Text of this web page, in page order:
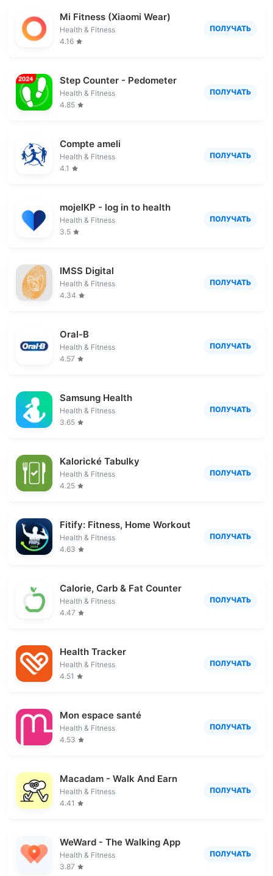
Mi Fitness (Xiaomi Wear)
Health & Fitness
4.16
ПОЛУЧАТЬ
Step Counter - Pedometer
Health & Fitness
4.85
ПОЛУЧАТЬ
Compte ameli
Health & Fitness
4.1
ПОЛУЧАТЬ
mojeIKP - log in to health
Health & Fitness
3.5
ПОЛУЧАТЬ
IMSS Digital
Health & Fitness
4.34
ПОЛУЧАТЬ
Oral-B
Health & Fitness
4.57
ПОЛУЧАТЬ
Samsung Health
Health & Fitness
3.65
ПОЛУЧАТЬ
Kalorické Tabulky
Health & Fitness
4.25
ПОЛУЧАТЬ
Fitify: Fitness, Home Workout
Health & Fitness
4.63
ПОЛУЧАТЬ
Calorie, Carb & Fat Counter
Health & Fitness
4.47
ПОЛУЧАТЬ
Health Tracker
Health & Fitness
4.51
ПОЛУЧАТЬ
Mon espace santé
Health & Fitness
4.53
ПОЛУЧАТЬ
Macadam - Walk And Earn
Health & Fitness
4.41
ПОЛУЧАТЬ
WeWard - The Walking App
Health & Fitness
3.87
ПОЛУЧАТЬ